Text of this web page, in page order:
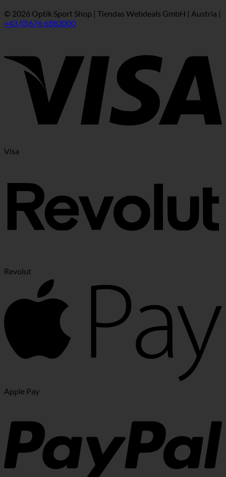
© 2026 Optik Sport Shop | Tiendas Webdeals GmbH | Austria |
+43 (0)676 6882000
Visa
Revolut
Apple Pay